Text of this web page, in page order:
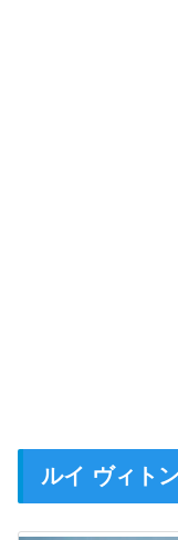
ルイ ヴィト